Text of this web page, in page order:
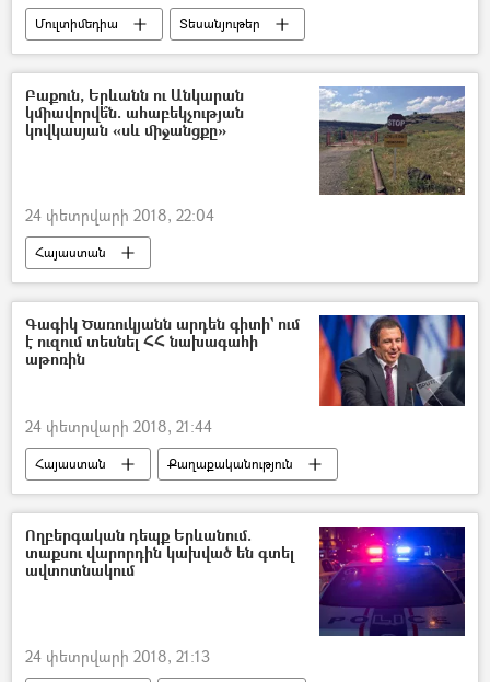
Մուլտիմեդիա Տեսանյութեր
Բաքուն, Երևանն ու Անկարան
կմիավորվե՞ն. ահաբեկչության
կովկասյան «սև միջանցքը»
24 փետրվարի 2018, 22:04
Հայաստան
Գագիկ Ծառուկյանն արդեն գիտի` ում
է ուզում տեսնել ՀՀ նախագահի
աթոռին
24 փետրվարի 2018, 21:44
Հայաստան Քաղաքականություն
Ողբերգական դեպք Երևանում.
տաքսու վարորդին կախված են գտել
ավտոտնակում
24 փետրվարի 2018, 21:13